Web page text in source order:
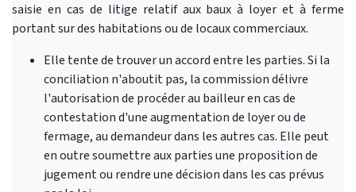
saisie en cas de litige relatif aux baux à loyer et à ferme
portant sur des habitations ou de locaux commerciaux.
Elle tente de trouver un accord entre les parties. Si la
conciliation n'aboutit pas, la commission délivre
l'autorisation de procéder au bailleur en cas de
contestation d'une augmentation de loyer ou de
fermage, au demandeur dans les autres cas. Elle peut
en outre soumettre aux parties une proposition de
jugement ou rendre une décision dans les cas prévus